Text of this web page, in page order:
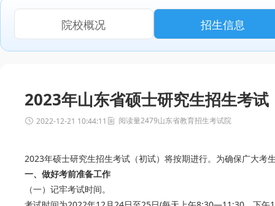
院校概况 招生信息
2023年山东省硕士研究生招生考
2022-12-21 10:44:11 阅读量2479山东省教育招生考试院
2023年硕士研究生招生考试（初试）将按期进行。为确保广大
一、做好考前准备工作
（一）记牢考试时间。